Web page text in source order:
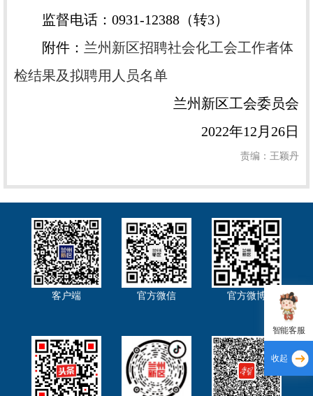
监督电话：0931-12388（转3）
附件： 兰州新区招聘社会化工会工作者体
检结果及拟聘用人员名单
兰州新区工会委员会
2022年12月26日
责编：王颖丹
智能客服
收起
客户端 官方微信 官方微博